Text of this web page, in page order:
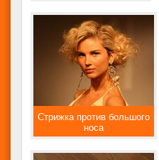
Стрижка против большого
носа